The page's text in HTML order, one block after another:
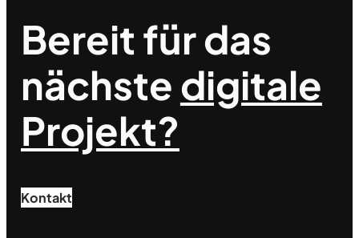
Bereit für das
nächstedigitale
Projekt?
Kontakt